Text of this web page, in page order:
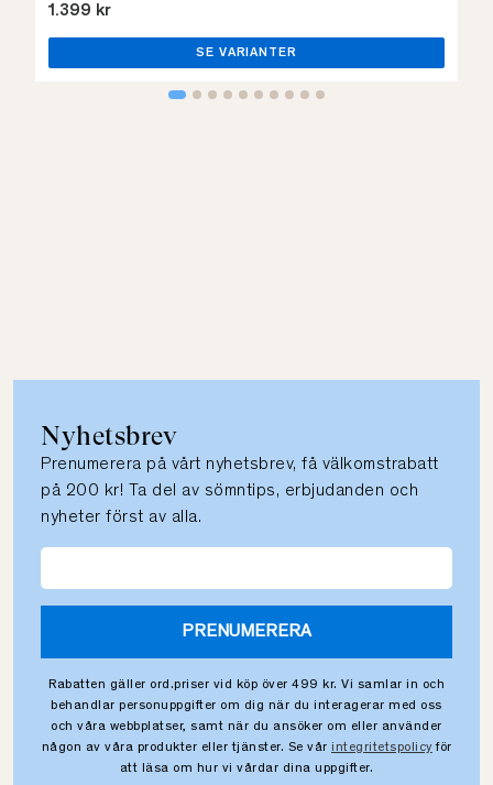
1.399 kr
SE VARIANTER
Nyhetsbrev
Prenumerera på vårt nyhetsbrev, få välkomstrabatt
på 200 kr! Ta del av sömntips, erbjudanden och
nyheter först av alla.
PRENUMERERA
Rabatten gäller ord.priser vid köp över 499 kr. Vi samlar in och
behandlar personuppgifter om dig när du interagerar med oss
och våra webbplatser, samt när du ansöker om eller använder
någon av våra produkter eller tjänster. Se vår integritetspolicy för
att läsa om hur vi vårdar dina uppgifter.